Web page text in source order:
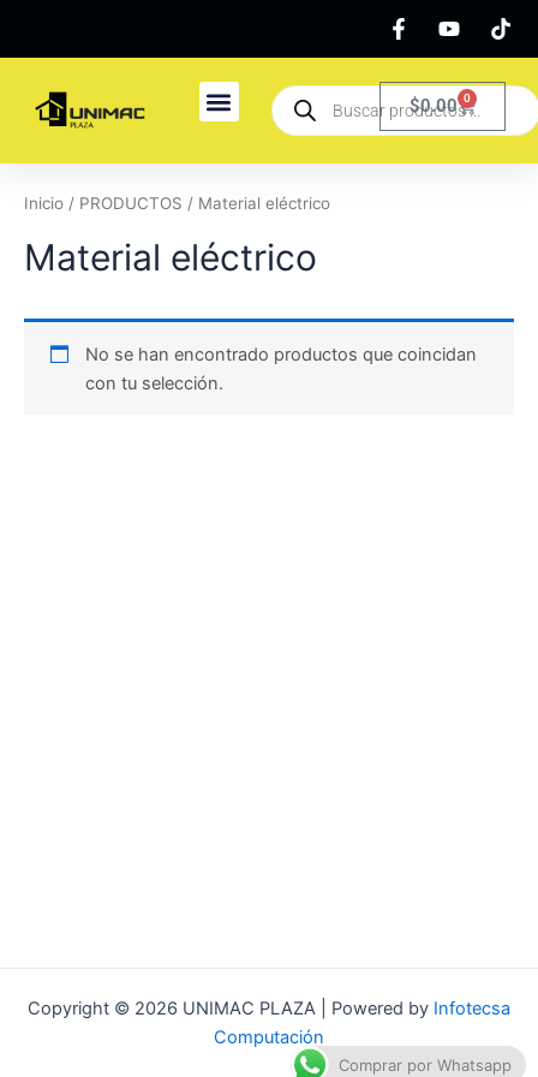
Búsqueda
de
productos
$0.00 0
Carrito
Inicio / PRODUCTOS / Material eléctrico
Material eléctrico
No se han encontrado productos que coincidan
con tu selección.
Copyright © 2026 UNIMAC PLAZA | Powered by Infotecsa
Computación
Comprar por Whatsapp